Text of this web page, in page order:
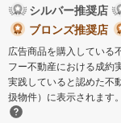
シルバー推奨店
ブロンズ推奨店
広告商品を購入している
フー不動産における成約
実践していると認めた不
扱物件）に表示されます。